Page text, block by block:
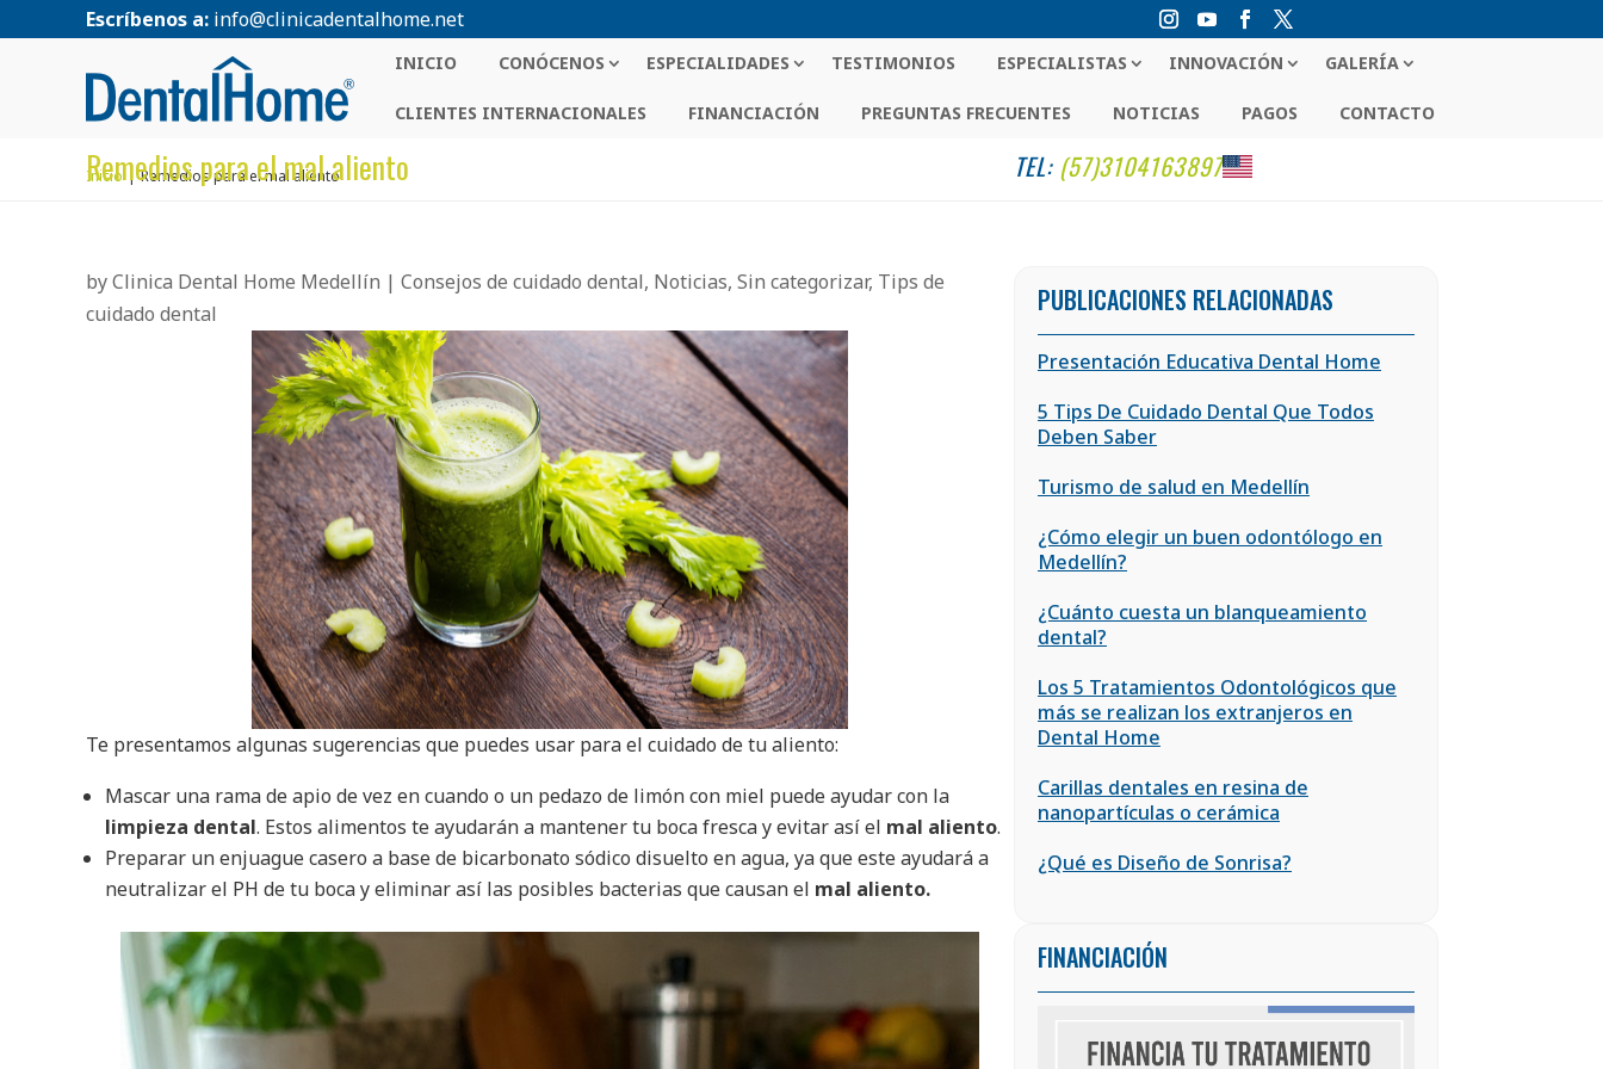
Escríbenos a: info@clinicadentalhome.net
INICIO CONÓCENOS ESPECIALIDADES TESTIMONIOS ESPECIALISTAS INNOVACIÓN GALERÍA
CLIENTES INTERNACIONALES FINANCIACIÓN PREGUNTAS FRECUENTES NOTICIAS PAGOS CONTACTO
Remedios para el mal aliento
Inicio Remedios para el mal aliento TEL: (57)3104163897
byClinica Dental Home Medellín | Consejos de cuidado dental, Noticias, Sin categorizar, Tips de
cuidado dental
Te presentamos algunas sugerencias que puedes usar para el cuidado de tu aliento:
Mascar una rama de apio de vez en cuando o un pedazo de limón con miel puede ayudar con la
limpieza dental. Estos alimentos te ayudarán a mantener tu boca fresca y evitar así el mal aliento.
Preparar un enjuague casero a base de bicarbonato sódico disuelto en agua, ya que este ayudará a
neutralizar el PH de tu boca y eliminar así las posibles bacterias que causan el mal aliento.
PUBLICACIONES RELACIONADAS
Presentación Educativa Dental Home
5 Tips De Cuidado Dental Que Todos
Deben Saber
Turismo de salud en Medellín
¿Cómo elegir un buen odontólogo en
Medellín?
¿Cuánto cuesta un blanqueamiento
dental?
Los 5 Tratamientos Odontológicos que
más se realizan los extranjeros en
Dental Home
Carillas dentales en resina de
nanopartículas o cerámica
¿Qué es Diseño de Sonrisa?
FINANCIACIÓN